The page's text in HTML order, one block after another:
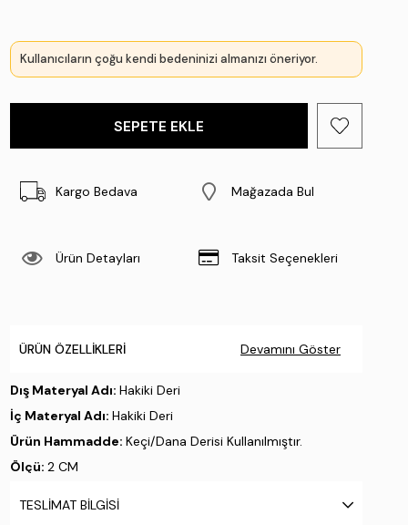
Kullanıcıların çoğu kendi bedeninizi almanızı öneriyor.
Kargo Bedava Mağazada Bul
Ürün Detayları Taksit Seçenekleri
ÜRÜN ÖZELLIKLERI Devamını Göster
Dış Materyal Adı: Hakiki Deri
İç Materyal Adı: Hakiki Deri
Ürün Hammadde: Keçi/Dana Derisi Kullanılmıştır.
Ölçü: 2 CM
TESLIMAT BILGISI